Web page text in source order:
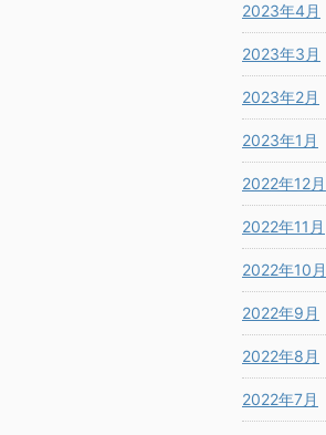
2023年4月
2023年3月
2023年2月
2023年1月
2022年12月
2022年11月
2022年10月
2022年9月
2022年8月
2022年7月